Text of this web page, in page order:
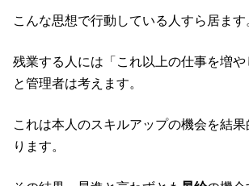
こんな思想で行動している人すら居ます
残業する人には「これ以上の仕事を増や
と管理者は考えます。
これは本人のスキルアップの機会を結
ります。